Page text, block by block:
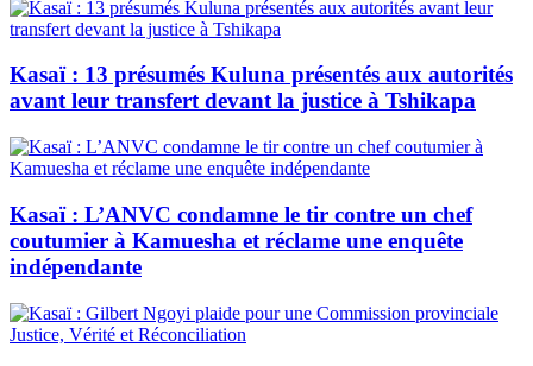
Kasaï : 13 présumés Kuluna présentés aux autorités
avant leur transfert devant la justice à Tshikapa
Kasaï : L’ANVC condamne le tir contre un chef
coutumier à Kamuesha et réclame une enquête
indépendante